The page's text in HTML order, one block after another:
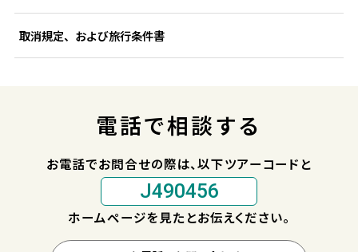
取消規定、および旅行条件書
電話で相談する
お電話でお問合せの際は、以下ツアーコードと
J490456
ホームページを見たとお伝えください。